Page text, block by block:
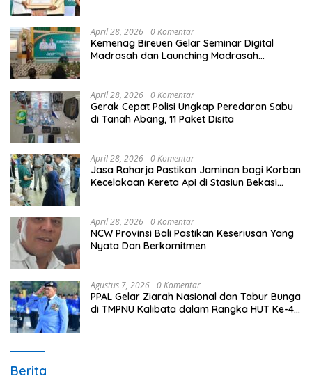
April 28, 2026 0 Komentar
Kemenag Bireuen Gelar Seminar Digital
Madrasah dan Launching Madrasah
April 28, 2026 0 Komentar
Gerak Cepat Polisi Ungkap Peredaran Sabu
di Tanah Abang, 11 Paket Disita
April 28, 2026 0 Komentar
Jasa Raharja Pastikan Jaminan bagi Korban
Kecelakaan Kereta Api di Stasiun Bekasi
April 28, 2026 0 Komentar
NCW Provinsi Bali Pastikan Keseriusan Yang
Nyata Dan Berkomitmen
Agustus 7, 2026 0 Komentar
PPAL Gelar Ziarah Nasional dan Tabur Bunga
di TMPNU Kalibata dalam Rangka HUT Ke-40
Berita